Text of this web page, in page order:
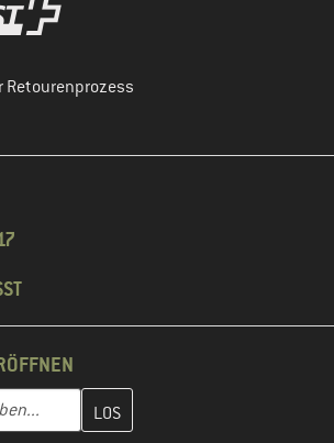
Adresse ein und erstelle im nächsten